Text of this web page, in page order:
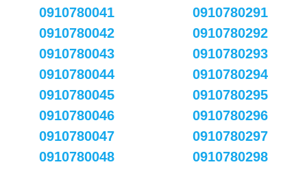
0910780041
0910780042
0910780043
0910780044
0910780045
0910780046
0910780047
0910780048
0910780291
0910780292
0910780293
0910780294
0910780295
0910780296
0910780297
0910780298